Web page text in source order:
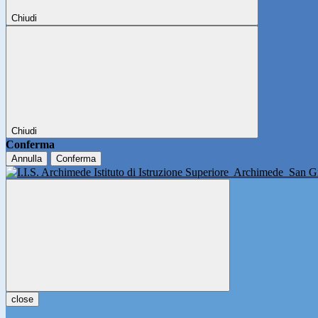
Chiudi
Chiudi
Conferma
Annulla Conferma
Istituto di Istruzione Superiore Archimede San
close